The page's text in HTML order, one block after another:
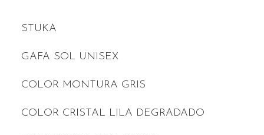
STUKA
GAFA SOL UNISEX
COLOR MONTURA GRIS
COLOR CRISTAL LILA DEGRADADO